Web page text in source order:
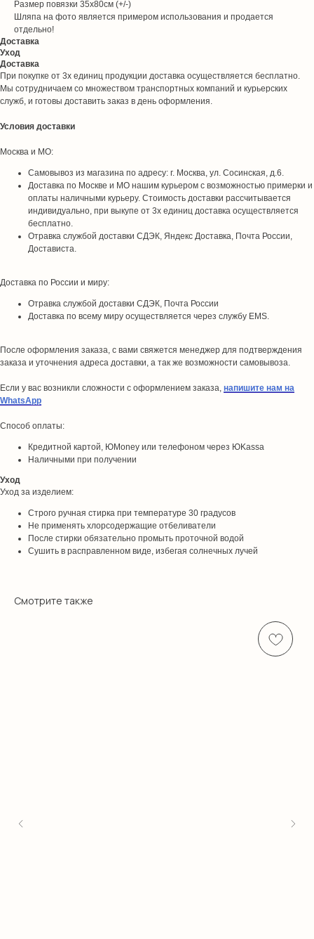
Размер повязки 35х80см (+/-)
Шляпа на фото является примером использования и продается
отдельно!
Доставка
Уход
Доставка
При покупке от 3х единиц продукции доставка осуществляется бесплатно.
Мы сотрудничаем со множеством транспортных компаний и курьерских
служб, и готовы доставить заказ в день оформления.
Условия доставки
Москва и МО:
Самовывоз из магазина по адресу: г. Москва, ул. Сосинская, д.6.
Доставка по Москве и МО нашим курьером с возможностью примерки и
оплаты наличными курьеру. Стоимость доставки рассчитывается
индивидуально, при выкупе от 3х единиц доставка осуществляется
бесплатно.
Отравка службой доставки СДЭК, Яндекс Доставка, Почта России,
Достависта.
Доставка по России и миру:
Отравка службой доставки СДЭК, Почта России
Доставка по всему миру осуществляется через службу EMS.
После оформления заказа, с вами свяжется менеджер для подтверждения
заказа и уточнения адреса доставки, а так же возможности самовывоза.
Если у вас возникли сложности с оформлением заказа, напишите нам на
WhatsApp
Способ оплаты:
Кредитной картой, ЮMoney или телефоном через ЮKassa
Наличными при получении
Уход
Уход за изделием:
Строго ручная стирка при температуре 30 градусов
Не применять хлорсодержащие отбеливатели
После стирки обязательно промыть проточной водой
Сушить в расправленном виде, избегая солнечных лучей
Смотрите также